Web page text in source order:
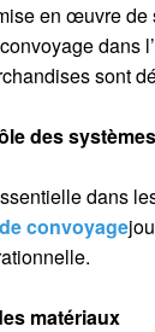
en œuvre
dans
sont
des
dans
convoyage
matériaux